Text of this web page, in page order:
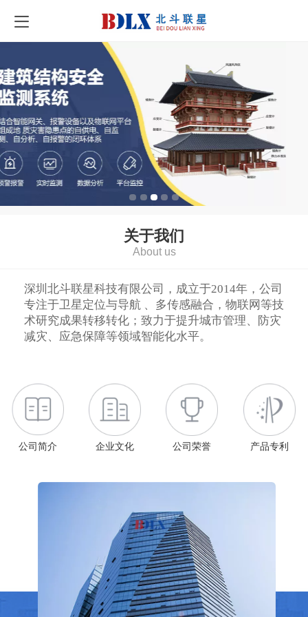
关于我们
About us
深圳北斗联星科技有限公司，成立于2014年，公司
专注于卫星定位与导航 、多传感融合，物联网等技
术研究成果转移转化；致力于提升城市管理、防灾
减灾、应急保障等领域智能化水平。
公司简介 企业文化 公司荣誉 产品专利